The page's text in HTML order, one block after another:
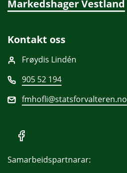
Markedshager Vestland
Kontakt oss
Frøydis Lindén
905 52 194
fmhofli@statsforvalteren.no
Samarbeidspartnarar: